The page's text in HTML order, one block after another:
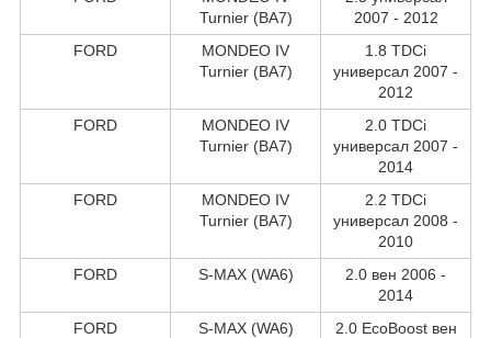
Turnier (BA7)
2007 - 2012
FORD
MONDEO IV
Turnier (BA7)
1.8 TDCi
универсал 2007 -
2012
FORD
MONDEO IV
Turnier (BA7)
2.0 TDCi
универсал 2007 -
2014
FORD
MONDEO IV
Turnier (BA7)
2.2 TDCi
универсал 2008 -
2010
FORD
S-MAX (WA6)
2.0 вен 2006 -
2014
FORD
S-MAX (WA6)
2.0 EcoBoost вен